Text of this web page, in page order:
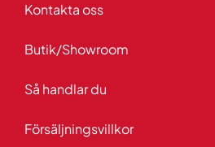
Kontakta oss
Butik/Showroom
Så handlar du
Försäljningsvillkor